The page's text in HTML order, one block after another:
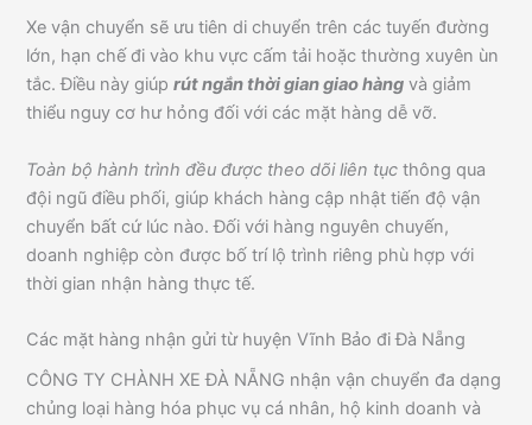
Xe vận chuyển sẽ ưu tiên di chuyển trên các tuyến đường
lớn, hạn chế đi vào khu vực cấm tải hoặc thường xuyên ùn
tắc. Điều này giúprút ngắn thời gian giao hàng và giảm
thiểu nguy cơ hư hỏng đối với các mặt hàng dễ vỡ.
Toàn bộ hành trình đều được theo dõi liên tục thông qua
đội ngũ điều phối, giúp khách hàng cập nhật tiến độ vận
chuyển bất cứ lúc nào. Đối với hàng nguyên chuyến,
doanh nghiệp còn được bố trí lộ trình riêng phù hợp với
thời gian nhận hàng thực tế.
Các mặt hàng nhận gửi từ huyện Vĩnh Bảo đi Đà Nẵng
CÔNG TY CHÀNH XE ĐÀ NẴNG nhận vận chuyển đa dạng
chủng loại hàng hóa phục vụ cá nhân, hộ kinh doanh và